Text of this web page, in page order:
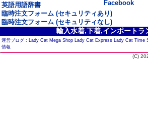
英語用語辞書
Facebook
臨時注文フォーム (セキュリティあり)
臨時注文フォーム (セキュリティなし)
輸入水着,下着,インポート
運営ブログ : Lady Cat Mega Shop Lady Cat Express Lady Cat Time
情報
(C)